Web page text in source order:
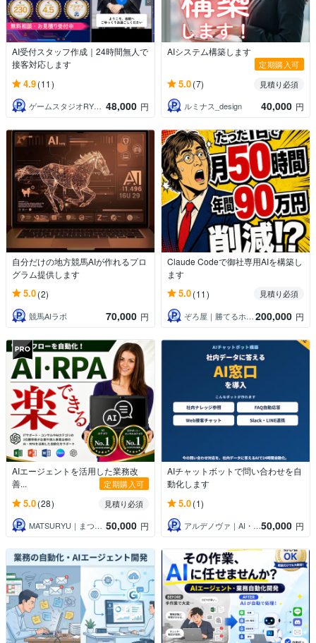
AI受付スタッフ作成｜24時間無人で
接客対応します
4.9(11)
ゲームスタジオRYUXiA┆リュクシア 48,000 円
AIシステム構築します
定期購入可
5.0(7)
見積り必須
ルミナス_design
40,000 円
自分だけの地方競馬AIが作れるプロ
グラム提供します
5.0(2)
競馬AIラボ 70,000 円
Claude Codeで御社専用AIを構築し
ます
5.0(11)
見積り必須
ぞろ屋｜勝てるホームページ作成会社 200,000 円
AIエージェントを活用した業務改
善...
定期購入可
5.0(28)
見積り必須
MATSURYU｜まつりゅう
50,000 円
AIチャットボットで問い合わせを自
動化します
5.0(1)
アルデノヴァ｜AI・システム開発 50,000 円